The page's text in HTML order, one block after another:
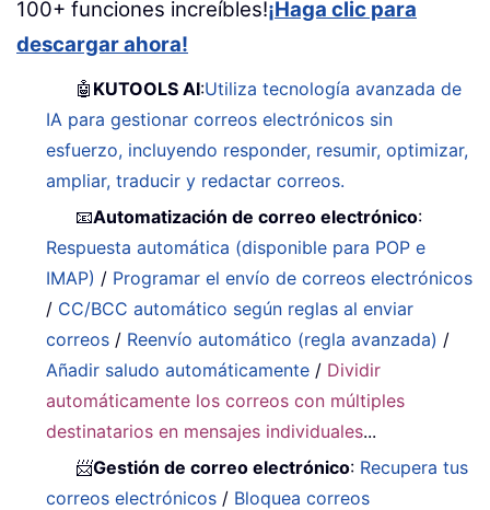
100+ funciones increíbles!¡Haga clic para
descargar ahora!
🤖 KUTOOLS AI:Utiliza tecnología avanzada de
IA para gestionar correos electrónicos sin
esfuerzo, incluyendo responder, resumir, optimizar,
ampliar, traducir y redactar correos.
📧Automatización de correo electrónico:
Respuesta automática (disponible para POP e
IMAP) / Programar el envío de correos electrónicos
/ CC/BCC automático según reglas al enviar
correos / Reenvío automático (regla avanzada) /
Añadir saludo automáticamente / Dividir
automáticamente los correos con múltiples
destinatarios en mensajes individuales...
📨Gestión de correo electrónico: Recupera tus
correos electrónicos / Bloquea correos